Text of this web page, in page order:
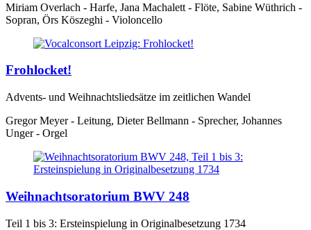
Miriam Overlach - Harfe, Jana Machalett - Flöte, Sabine Wüthrich -
Sopran, Örs Köszeghi - Violoncello
Frohlocket!
Advents- und Weihnachtsliedsätze im zeitlichen Wandel
Gregor Meyer - Leitung, Dieter Bellmann - Sprecher, Johannes
Unger - Orgel
Weihnachtsoratorium BWV 248
Teil 1 bis 3: Ersteinspielung in Originalbesetzung 1734